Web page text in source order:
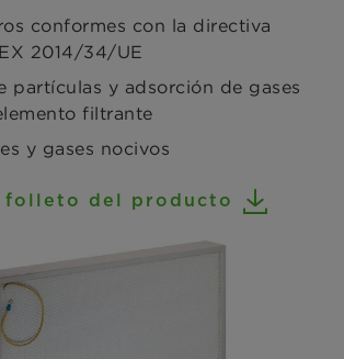
conformes con la directiva
2014/34/UE
partículas y adsorción de gases
filtrante
y gases nocivos
folleto del producto